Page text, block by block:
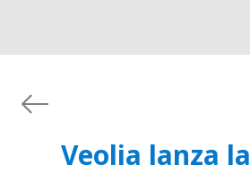
Veolia lanza